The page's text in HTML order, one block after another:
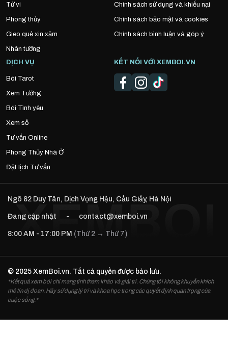
Tử vi
Phong thủy
Gieo quẻ xin xăm
Nhân tướng
Chính sách sử dụng và khiếu nại
Chính sách bảo mật và cookies
Chính sách bình luận và góp ý
DỊCH VỤ
Bói Tarot
Xem Tướng
Bói Tình yêu
Xem số
Tư vấn Online
Phong Thủy Nhà Ở
Đặt lịch Tư vấn
KẾT NỐI VỚI XEMBOI.VN
Ngõ 82 Duy Tân, Dịch Vọng Hậu, Cầu Giấy, Hà Nội
Đang cập nhật - contact@xemboi.vn
8:00 AM - 17:00 PM (Thứ 2 → Thứ 7)
© 2025 XemBoi.vn. Tất cả quyền được bảo lưu.
*Kết quả xem bói chỉ mang tính tham khảo và giải trí. Chúng tôi không khuyến khích
mê tín dị đoan. Hãy sử dụng lý trí và khoa học trong các quyết định quan trọng của
cuộc sống.*